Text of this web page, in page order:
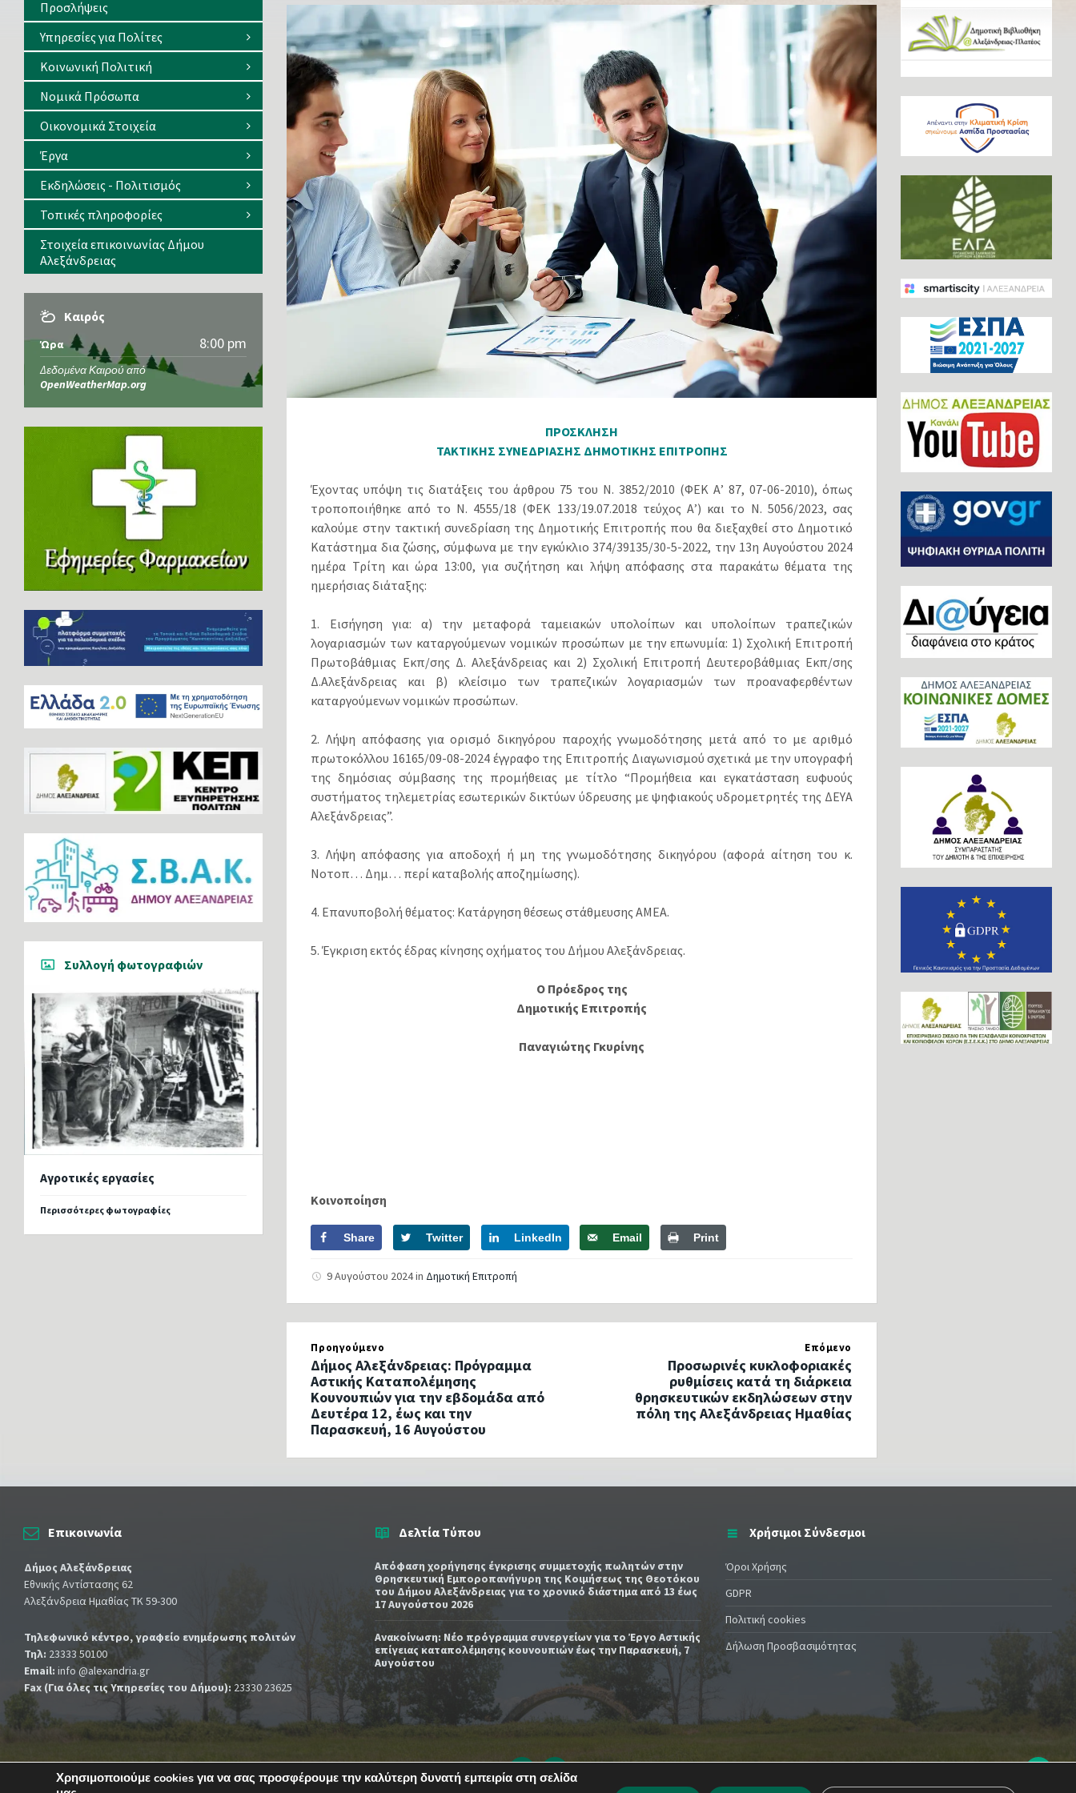
ΠΡΟΣΚΛΗΣΗ
ΤΑΚΤΙΚΗΣ ΣΥΝΕΔΡΙΑΣΗΣ ΔΗΜΟΤΙΚΗΣ ΕΠΙΤΡΟΠΗΣ
Έχοντας υπόψη τις διατάξεις του άρθρου 75 του Ν. 3852/2010 (ΦΕΚ Α’ 87, 07-06-2010), όπως
τροποποιήθηκε από το N. 4555/18 (ΦΕΚ 133/19.07.2018 τεύχος Α’) και το Ν. 5056/2023, σας
καλούμε στην τακτική συνεδρίαση της Δημοτικής Επιτροπής που θα διεξαχθεί στο Δημοτικό
Κατάστημα δια ζώσης, σύμφωνα με την εγκύκλιο 374/39135/30-5-2022, την 13η Αυγούστου 2024
ημέρα Τρίτη και ώρα 13:00, για συζήτηση και λήψη απόφασης στα παρακάτω θέματα της
ημερήσιας διάταξης:
1. Εισήγηση για: α) την μεταφορά ταμειακών υπολοίπων και υπολοίπων τραπεζικών
λογαριασμών των καταργούμενων νομικών προσώπων με την επωνυμία: 1) Σχολική Επιτροπή
Πρωτοβάθμιας Εκπ/σης Δ. Αλεξάνδρειας και 2) Σχολική Επιτροπή Δευτεροβάθμιας Εκπ/σης
Δ.Αλεξάνδρειας και β) κλείσιμο των τραπεζικών λογαριασμών των προαναφερθέντων
καταργούμενων νομικών προσώπων.
2. Λήψη απόφασης για ορισμό δικηγόρου παροχής γνωμοδότησης μετά από το με αριθμό
πρωτοκόλλου 16165/09-08-2024 έγγραφο της Επιτροπής Διαγωνισμού σχετικά με την υπογραφή
της δημόσιας σύμβασης της προμήθειας με τίτλο “Προμήθεια και εγκατάσταση ευφυούς
συστήματος τηλεμετρίας εσωτερικών δικτύων ύδρευσης με ψηφιακούς υδρομετρητές της ΔΕΥΑ
Αλεξάνδρειας”.
3. Λήψη απόφασης για αποδοχή ή μη της γνωμοδότησης δικηγόρου (αφορά αίτηση του κ.
Νοτοπ… Δημ… περί καταβολής αποζημίωσης).
4. Επανυποβολή θέματος: Κατάργηση θέσεως στάθμευσης ΑΜΕΑ.
5. Έγκριση εκτός έδρας κίνησης οχήματος του Δήμου Αλεξάνδρειας.
Ο Πρόεδρος της
Δημοτικής Επιτροπής
Παναγιώτης Γκυρίνης
Κοινοποίηση
Share Twitter LinkedIn Email Print
9 Αυγούστου 2024in Δημοτική Επιτροπή
Προηγούμενο
Δήμος Αλεξάνδρειας: Πρόγραμμα
Αστικής Καταπολέμησης
Κουνουπιών για την εβδομάδα από
Δευτέρα 12, έως και την
Παρασκευή, 16 Αυγούστου
Επόμενο
Προσωρινές κυκλοφοριακές
ρυθμίσεις κατά τη διάρκεια
θρησκευτικών εκδηλώσεων στην
πόλη της Αλεξάνδρειας Ημαθίας
Προσλήψεις
Υπηρεσίες για Πολίτες
Κοινωνική Πολιτική
Νομικά Πρόσωπα
Οικονομικά Στοιχεία
Έργα
Εκδηλώσεις - Πολιτισμός
Τοπικές πληροφορίες
Στοιχεία επικοινωνίας Δήμου
Αλεξάνδρειας
Καιρός
Ώρα 8:00 pm
Δεδομένα Καιρού από
OpenWeatherMap.org
Συλλογή φωτογραφιών
Αγροτικές εργασίες
Περισσότερες φωτογραφίες
Επικοινωνία
Δήμος Αλεξάνδρειας
Εθνικής Αντίστασης 62
Αλεξάνδρεια Ημαθίας ΤΚ 59-300
Τηλεφωνικό κέντρο, γραφείο ενημέρωσης πολιτών
Τηλ: 23333 50100
Email: info @alexandria.gr
Fax (Για όλες τις Υπηρεσίες του Δήμου): 23330 23625
Δελτία Τύπου
Απόφαση χορήγησης έγκρισης συμμετοχής πωλητών στην
Θρησκευτική Εμποροπανήγυρη της Κοιμήσεως της Θεοτόκου
του Δήμου Αλεξάνδρειας για το χρονικό διάστημα από 13 έως
17 Αυγούστου 2026
Ανακοίνωση: Νέο πρόγραμμα συνεργείων για το Έργο Αστικής
επίγειας καταπολέμησης κουνουπιών έως την Παρασκευή, 7
Αυγούστου
Χρήσιμοι Σύνδεσμοι
Όροι Χρήσης
GDPR
Πολιτική cookies
Δήλωση Προσβασιμότητας
Email
url
YouTube
url
Χρησιμοποιούμε cookies για να σας προσφέρουμε την καλύτερη δυνατή εμπειρία στη σελίδα